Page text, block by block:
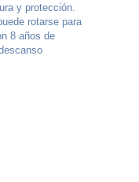
y protección.
rotarse para
8 años de